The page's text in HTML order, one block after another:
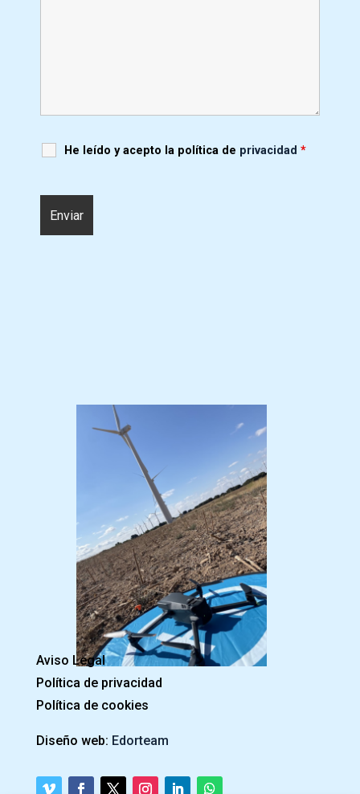
He leído y acepto la política de privacidad *
Aviso Legal
Política de privacidad
Política de cookies
Diseño web: Edorteam